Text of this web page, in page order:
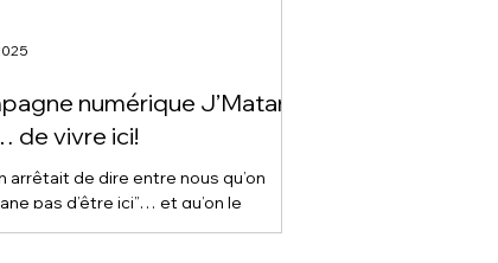
numérique J’Matane
de vivre ici!
arrêtait de dire entre nous qu’on
pas d’être ici”… et qu’on le
au monde? La campagne J’Matane